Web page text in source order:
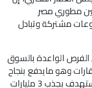
مطوري مصر
مشتركة وتبادل
الواعدة بالسوق
وهو مايدفع بنجاح
ملف التصدير العقاري وتحقيق المستهدف بجذب 3 مليارات